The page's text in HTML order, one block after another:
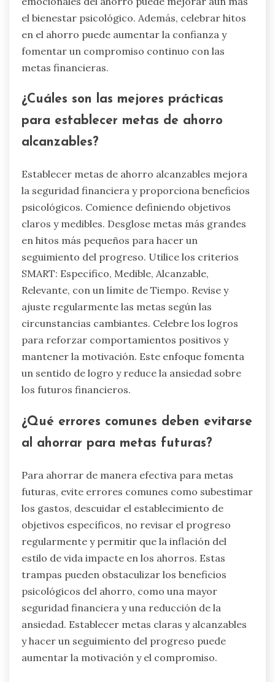
el bienestar psicológico. Además, celebrar hitos
en el ahorro puede aumentar la confianza y
fomentar un compromiso continuo con las
metas financieras.
¿Cuáles son las mejores prácticas
para establecer metas de ahorro
alcanzables?
Establecer metas de ahorro alcanzables mejora
la seguridad financiera y proporciona beneficios
psicológicos. Comience definiendo objetivos
claros y medibles. Desglose metas más grandes
en hitos más pequeños para hacer un
seguimiento del progreso. Utilice los criterios
SMART: Específico, Medible, Alcanzable,
Relevante, con un límite de Tiempo. Revise y
ajuste regularmente las metas según las
circunstancias cambiantes. Celebre los logros
para reforzar comportamientos positivos y
mantener la motivación. Este enfoque fomenta
un sentido de logro y reduce la ansiedad sobre
los futuros financieros.
¿Qué errores comunes deben evitarse
al ahorrar para metas futuras?
Para ahorrar de manera efectiva para metas
futuras, evite errores comunes como subestimar
los gastos, descuidar el establecimiento de
objetivos específicos, no revisar el progreso
regularmente y permitir que la inflación del
estilo de vida impacte en los ahorros. Estas
trampas pueden obstaculizar los beneficios
psicológicos del ahorro, como una mayor
seguridad financiera y una reducción de la
ansiedad. Establecer metas claras y alcanzables
y hacer un seguimiento del progreso puede
aumentar la motivación y el compromiso.